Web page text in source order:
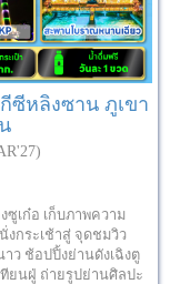
ซีหลิงซาน ภูเขา
ซูเก๋อ เก็บภาพความ
งกระเช้าสู่ จุดชมวิว
ว ช้อปปิ้งย่านดังเฉิงตู
ยนฝู่ ถ่ายรูปย่านศิลปะ